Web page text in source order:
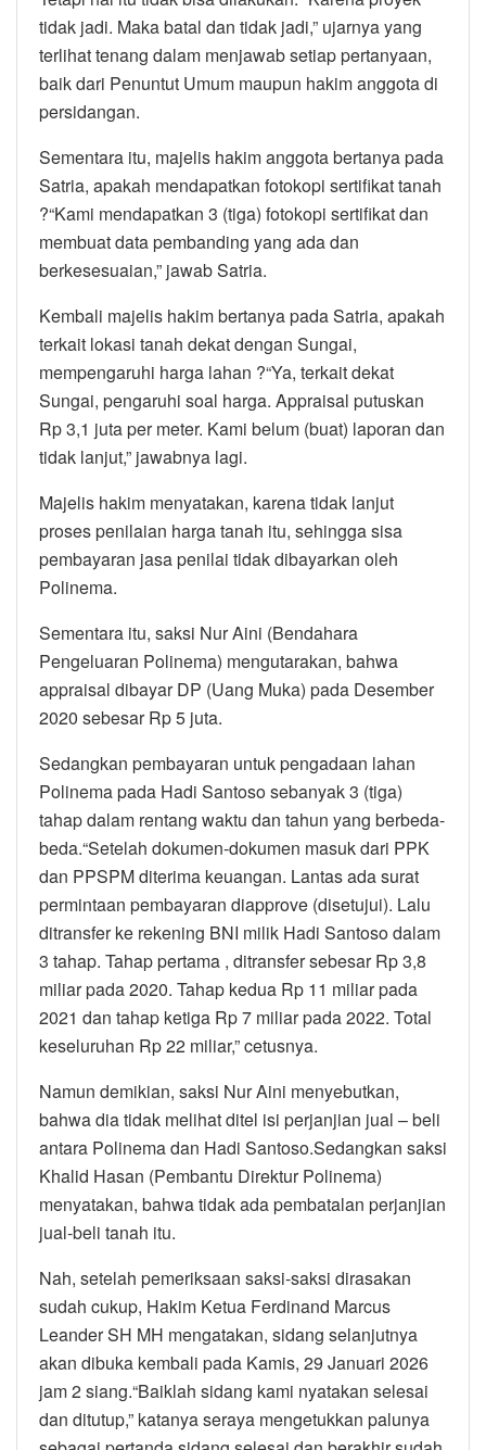
tidak jadi. Maka batal dan tidak jadi,” ujarnya yang
terlihat tenang dalam menjawab setiap pertanyaan,
baik dari Penuntut Umum maupun hakim anggota di
persidangan.
Sementara itu, majelis hakim anggota bertanya pada
Satria, apakah mendapatkan fotokopi sertifikat tanah
?“Kami mendapatkan 3 (tiga) fotokopi sertifikat dan
membuat data pembanding yang ada dan
berkesesuaian,” jawab Satria.
Kembali majelis hakim bertanya pada Satria, apakah
terkait lokasi tanah dekat dengan Sungai,
mempengaruhi harga lahan ?“Ya, terkait dekat
Sungai, pengaruhi soal harga. Appraisal putuskan
Rp 3,1 juta per meter. Kami belum (buat) laporan dan
tidak lanjut,” jawabnya lagi.
Majelis hakim menyatakan, karena tidak lanjut
proses penilaian harga tanah itu, sehingga sisa
pembayaran jasa penilai tidak dibayarkan oleh
Polinema.
Sementara itu, saksi Nur Aini (Bendahara
Pengeluaran Polinema) mengutarakan, bahwa
appraisal dibayar DP (Uang Muka) pada Desember
2020 sebesar Rp 5 juta.
Sedangkan pembayaran untuk pengadaan lahan
Polinema pada Hadi Santoso sebanyak 3 (tiga)
tahap dalam rentang waktu dan tahun yang berbeda-
beda.“Setelah dokumen-dokumen masuk dari PPK
dan PPSPM diterima keuangan. Lantas ada surat
permintaan pembayaran diapprove (disetujui). Lalu
ditransfer ke rekening BNI milik Hadi Santoso dalam
3 tahap. Tahap pertama , ditransfer sebesar Rp 3,8
miliar pada 2020. Tahap kedua Rp 11 miliar pada
2021 dan tahap ketiga Rp 7 miliar pada 2022. Total
keseluruhan Rp 22 miliar,” cetusnya.
Namun demikian, saksi Nur Aini menyebutkan,
bahwa dia tidak melihat ditel isi perjanjian jual – beli
antara Polinema dan Hadi Santoso.Sedangkan saksi
Khalid Hasan (Pembantu Direktur Polinema)
menyatakan, bahwa tidak ada pembatalan perjanjian
jual-beli tanah itu.
Nah, setelah pemeriksaan saksi-saksi dirasakan
sudah cukup, Hakim Ketua Ferdinand Marcus
Leander SH MH mengatakan, sidang selanjutnya
akan dibuka kembali pada Kamis, 29 Januari 2026
jam 2 siang.“Baiklah sidang kami nyatakan selesai
dan ditutup,” katanya seraya mengetukkan palunya